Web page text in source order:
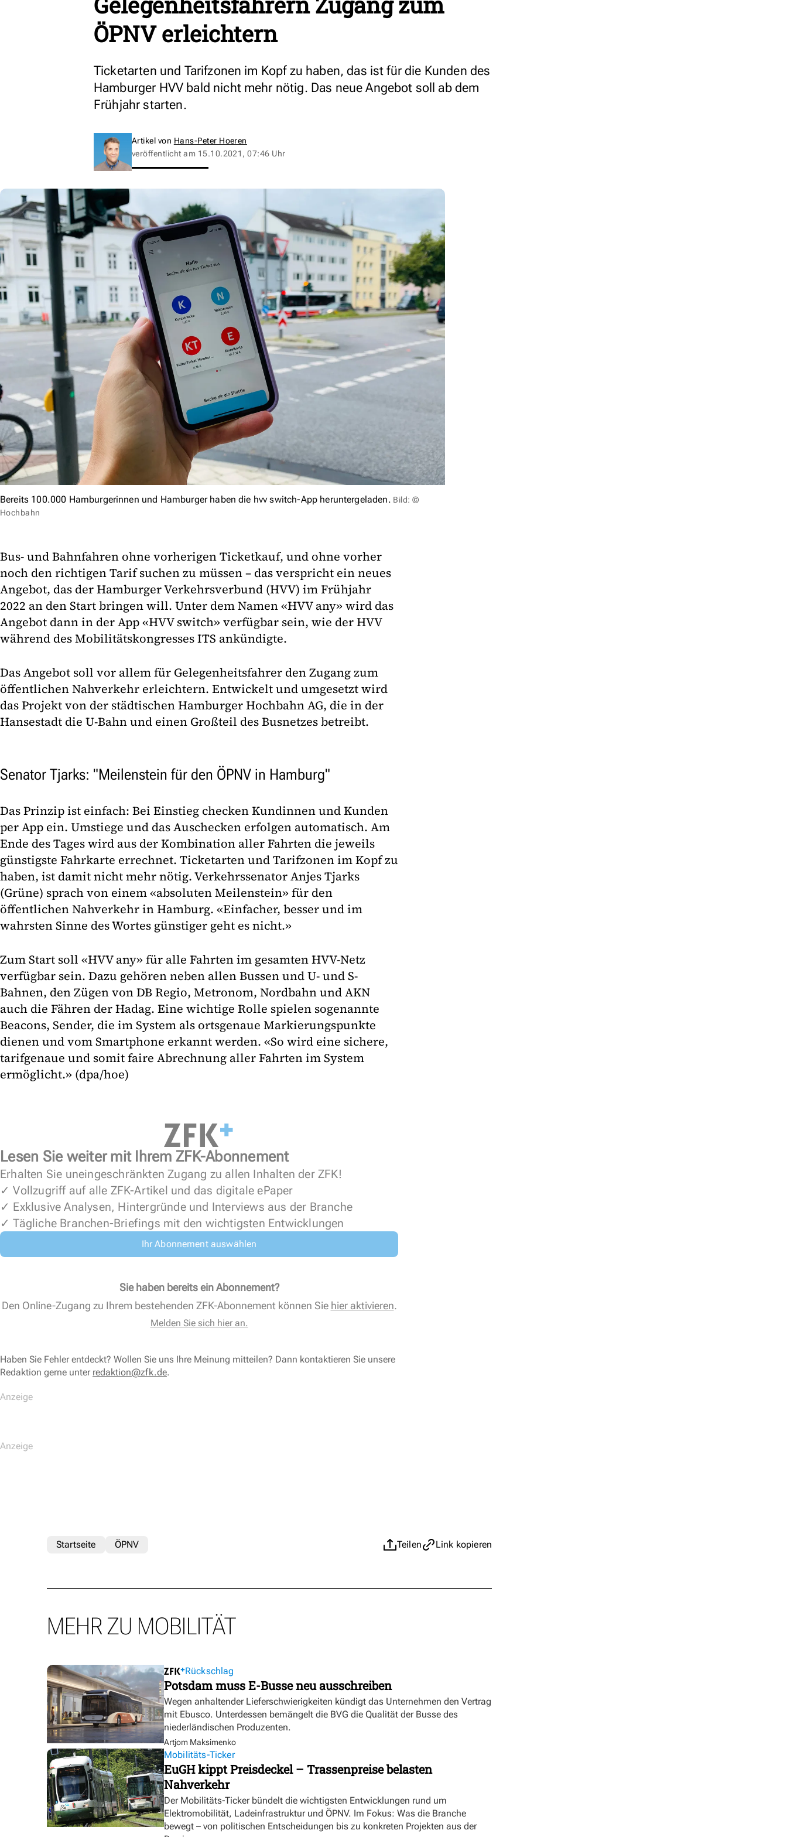
ÖPNV erleichtern
Ticketarten und Tarifzonen im Kopf zu haben, das ist für die Kunden des
Hamburger HVV bald nicht mehr nötig. Das neue Angebot soll ab dem
Frühjahr starten.
Artikel von Hans-Peter Hoeren
veröffentlicht am 15.10.2021, 07:46 Uhr
Bereits 100.000 Hamburgerinnen und Hamburger haben die hvv switch-App heruntergeladen. Bild: ©
Hochbahn
Bus- und Bahnfahren ohne vorherigen Ticketkauf, und ohne vorher
noch den richtigen Tarif suchen zu müssen – das verspricht ein neues
Angebot, das der Hamburger Verkehrsverbund (HVV) im Frühjahr
2022 an den Start bringen will. Unter dem Namen «HVV any» wird das
Angebot dann in der App «HVV switch» verfügbar sein, wie der HVV
während des Mobilitätskongresses ITS ankündigte.
Das Angebot soll vor allem für Gelegenheitsfahrer den Zugang zum
öffentlichen Nahverkehr erleichtern. Entwickelt und umgesetzt wird
das Projekt von der städtischen Hamburger Hochbahn AG, die in der
Hansestadt die U-Bahn und einen Großteil des Busnetzes betreibt.
Senator Tjarks: "Meilenstein für den ÖPNV in Hamburg"
Das Prinzip ist einfach: Bei Einstieg checken Kundinnen und Kunden
per App ein. Umstiege und das Auschecken erfolgen automatisch. Am
Ende des Tages wird aus der Kombination aller Fahrten die jeweils
günstigste Fahrkarte errechnet. Ticketarten und Tarifzonen im Kopf zu
haben, ist damit nicht mehr nötig. Verkehrssenator Anjes Tjarks
(Grüne) sprach von einem «absoluten Meilenstein» für den
öffentlichen Nahverkehr in Hamburg. «Einfacher, besser und im
wahrsten Sinne des Wortes günstiger geht es nicht.»
Zum Start soll «HVV any» für alle Fahrten im gesamten HVV-Netz
verfügbar sein. Dazu gehören neben allen Bussen und U- und S-
Bahnen, den Zügen von DB Regio, Metronom, Nordbahn und AKN
auch die Fähren der Hadag. Eine wichtige Rolle spielen sogenannte
Beacons, Sender, die im System als ortsgenaue Markierungspunkte
dienen und vom Smartphone erkannt werden. «So wird eine sichere,
tarifgenaue und somit faire Abrechnung aller Fahrten im System
ermöglicht.» (dpa/hoe)
Lesen Sie weiter mit Ihrem ZFK-Abonnement
Erhalten Sie uneingeschränkten Zugang zu allen Inhalten der ZFK!
✓ Vollzugriff auf alle ZFK-Artikel und das digitale ePaper
✓ Exklusive Analysen, Hintergründe und Interviews aus der Branche
✓ Tägliche Branchen-Briefings mit den wichtigsten Entwicklungen
Ihr Abonnement auswählen
Sie haben bereits ein Abonnement?
Den Online-Zugang zu Ihrem bestehenden ZFK-Abonnement können Sie hier aktivieren.
Melden Sie sich hier an.
Haben Sie Fehler entdeckt? Wollen Sie uns Ihre Meinung mitteilen? Dann kontaktieren Sie unsere
Redaktion gerne unter redaktion@zfk.de.
Teilen Link kopieren
Startseite ÖPNV
MEHR ZU MOBILITÄT
Rückschlag
Potsdam muss E-Busse neu ausschreiben
Wegen anhaltender Lieferschwierigkeiten kündigt das Unternehmen den Vertrag
mit Ebusco. Unterdessen bemängelt die BVG die Qualität der Busse des
niederländischen Produzenten.
Artjom Maksimenko
Mobilitäts-Ticker
EuGH kippt Preisdeckel – Trassenpreise belasten
Nahverkehr
Der Mobilitäts-Ticker bündelt die wichtigsten Entwicklungen rund um
Elektromobilität, Ladeinfrastruktur und ÖPNV. Im Fokus: Was die Branche
bewegt – von politischen Entscheidungen bis zu konkreten Projekten aus der